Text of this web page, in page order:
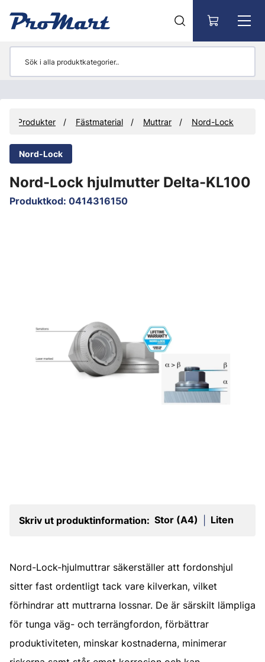
Produkter Fästmaterial Muttrar Nord-Lock
Nord-Lock
Nord-Lock hjulmutter Delta-KL100
Produktkod: 0414316150
Skriv ut produktinformation: Stor (A4) Liten
Nord-Lock-hjulmuttrar säkerställer att fordonshjul
sitter fast ordentligt tack vare kilverkan, vilket
förhindrar att muttrarna lossnar. De är särskilt lämpliga
för tunga väg- och terrängfordon, förbättrar
produktiviteten, minskar kostnaderna, minimerar